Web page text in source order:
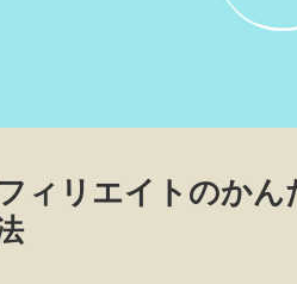
ィリエイトのか